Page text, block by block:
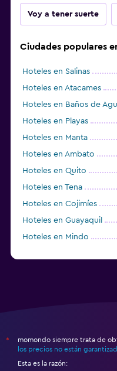
Voy a tener suerte
Ciudades populares
Hoteles en Salinas
Hoteles en Atacames
Hoteles en Baños de
Hoteles en Playas
Hoteles en Manta
Hoteles en Ambato
Hoteles en Quito
Hoteles en Tena
Hoteles en Cojimíes
Hoteles en Guayaquil
Hoteles en Mindo
*
momondo siempre trata de
los precios no están
Esta es la razón: